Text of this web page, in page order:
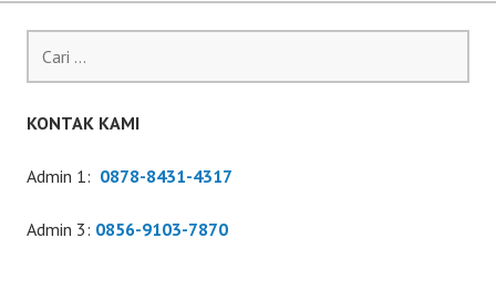
untuk:
KONTAK KAMI
Admin 1: 0878-8431-4317
Admin 3: 0856-9103-7870